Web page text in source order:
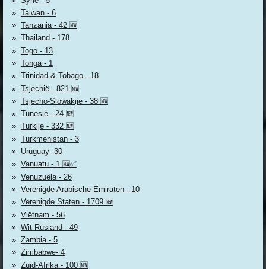
Taiwan - 6
Tanzania - 42 🆕
Thailand - 178
Togo - 13
Tonga - 1
Trinidad & Tobago - 18
Tsjechië - 821 🆕
Tsjecho-Slowakije - 38 🆕
Tunesië - 24 🆕
Turkije - 332 🆕
Turkmenistan - 3
Uruguay- 30
Vanuatu - 1 🆕✅
Venuzuëla - 26
Verenigde Arabische Emiraten - 10
Verenigde Staten - 1709 🆕
Viëtnam - 56
Wit-Rusland - 49
Zambia - 5
Zimbabwe- 4
Zuid-Afrika - 100 🆕